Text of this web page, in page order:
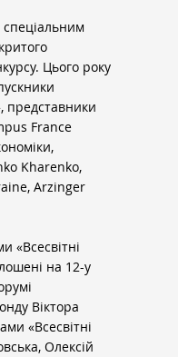
спеціальним
Цього року
представники
France
Kharenko,
Arzinger
«Всесвітні
на 12-у
Віктора
«Всесвітні
Олексій